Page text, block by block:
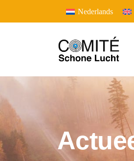
Nederlands